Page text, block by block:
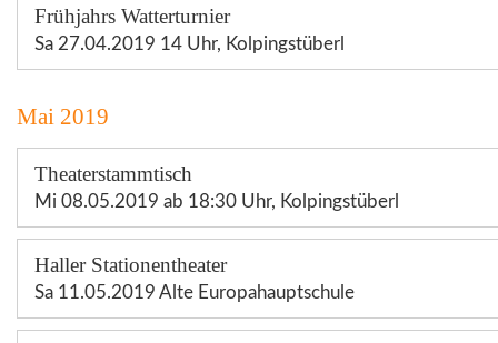
Frühjahrs Watterturnier
Sa 27.04.2019 14 Uhr, Kolpingstüberl
Mai 2019
Theaterstammtisch
Mi 08.05.2019 ab 18:30 Uhr, Kolpingstüberl
Haller Stationentheater
Sa 11.05.2019 Alte Europahauptschule